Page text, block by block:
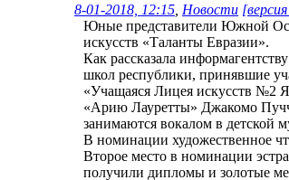
8-01-2018, 12:15 Новости
Юные представители Южной
искусств «Таланты Евразии».
Как рассказала
школ республики, принявшие
«Учащаяся Лицея искусств №2
«Арию Лауретты» Джакомо
занимаются вокалом в детской
В номинации художественное
Второе место в номинации
получили дипломы и золотые